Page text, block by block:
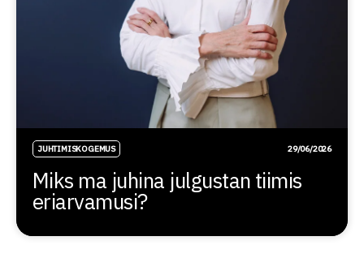
JUHTIMISKOGEMUS 29/06/2026
Miks ma juhina julgustan tiimis
eriarvamusi?